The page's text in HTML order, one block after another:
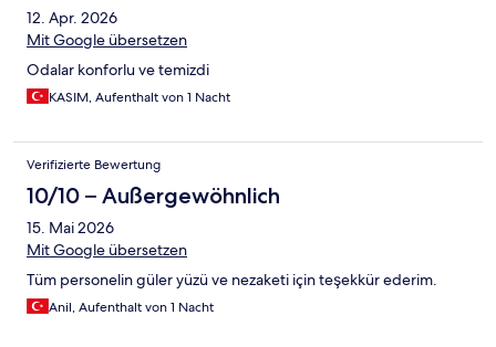
12. Apr. 2026
Mit Google übersetzen
Odalar konforlu ve temizdi
KASIM, Aufenthalt von 1 Nacht
Verifizierte Bewertung
10/10 – Außergewöhnlich
15. Mai 2026
Mit Google übersetzen
Tüm personelin güler yüzü ve nezaketi için teşekkür ederim.
Anil, Aufenthalt von 1 Nacht